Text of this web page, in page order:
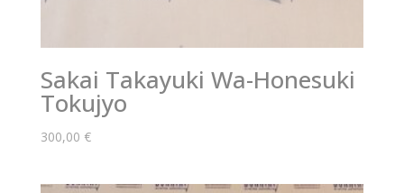
Sakai Takayuki Wa-Honesuki
Tokujyo
300,00 €